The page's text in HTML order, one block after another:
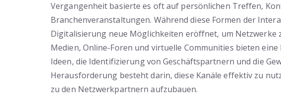
Vergangenheit basierte es oft auf persönlichen Treffen,
Branchenveranstaltungen. Während diese Formen der
Digitalisierung neue Möglichkeiten eröffnet, um Netzwerke
Medien, Online-Foren und virtuelle Communities bieten
Ideen, die Identifizierung von Geschäftspartnern und die
Herausforderung besteht darin, diese Kanäle effektiv zu
zu den Netzwerkpartnern aufzubauen.